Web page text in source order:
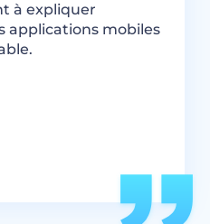
à expliquer
applications mobiles